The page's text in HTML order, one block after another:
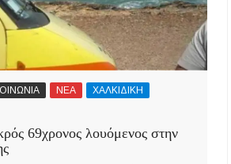
ΝΕΑ ΧΑΛΚΙΔΙΚΗ
69χρονος λουόμενος στην